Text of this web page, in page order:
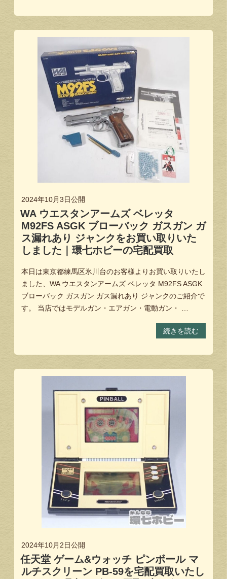
2024年10月3日公開
WA ウエスタンアームズ ベレッタ
M92FS ASGK ブローバック ガスガン ガ
ス漏れあり ジャンクをお買い取りいた
しました｜環七ホビーの宅配買取
本日は東京都練馬区氷川台のお客様よりお買い取りいたし
ました、WA ウエスタンアームズ ベレッタ M92FS ASGK
ブローバック ガスガン ガス漏れあり ジャンクのご紹介で
す。 当店ではモデルガン・エアガン・電動ガン・ …
続きを読む
2024年10月2日公開
任天堂 ゲーム&ウォッチ ピンボール マ
ルチスクリーン PB-59を宅配買取いたし